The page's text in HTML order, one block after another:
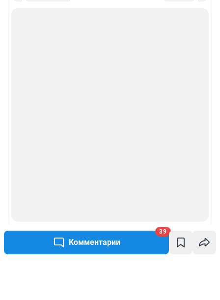
Комментарии
39